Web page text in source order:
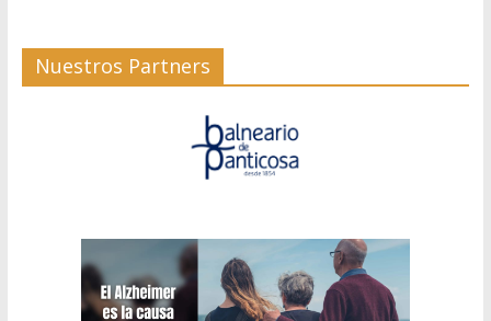
Nuestros Partners